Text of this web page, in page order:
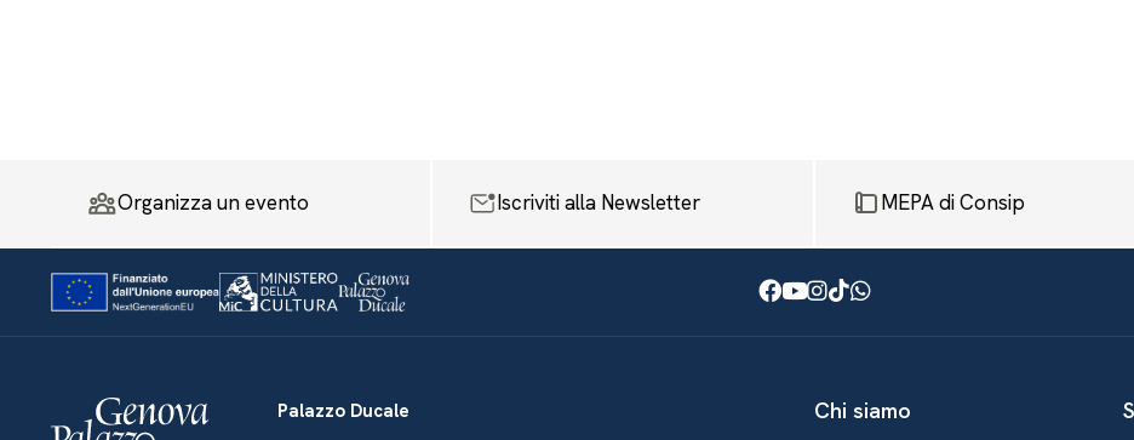
Organizza un evento Iscriviti alla Newsletter MEPA di Consip
Facebook
Youtube
Instagram
TikTok
WhatsApp
Palazzo Ducale
Chi siamo